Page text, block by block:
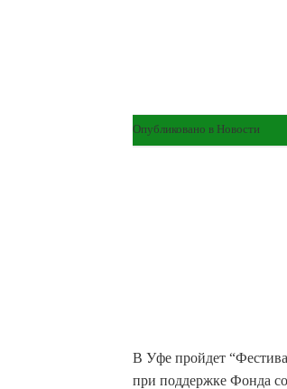
Опубликовано в Новости
В Уфе пройдет
при поддержке Фонда